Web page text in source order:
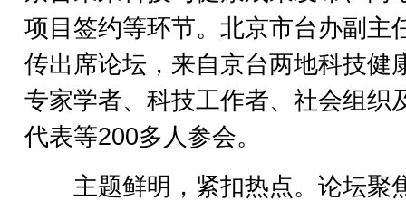
项目签约等环节。北京市台办副主
传出席论坛，来自京台两地科技健
专家学者、科技工作者、社会组织
代表等200多人参会。
主题鲜明，紧扣热点。论坛聚